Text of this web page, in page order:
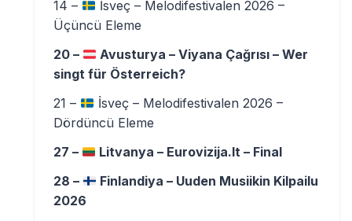
14 –
İsveç – Melodifestivalen 2026 –
Üçüncü Eleme
20 –
Avusturya – Viyana Çağrısı – Wer
singt für Österreich?
21 –
İsveç – Melodifestivalen 2026 –
Dördüncü Eleme
27 –
Litvanya – Eurovizija.lt – Final
28 –
Finlandiya – Uuden Musiikin Kilpailu
2026